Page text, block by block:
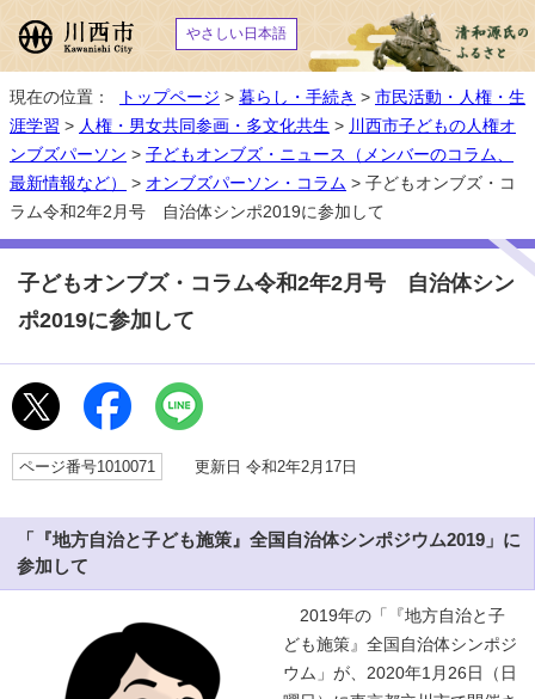
やさしい日本語
現在の位置： トップページ > 暮らし・手続き > 市民活動・人権・生
涯学習 > 人権・男女共同参画・多文化共生 > 川西市子どもの人権オ
ンブズパーソン > 子どもオンブズ・ニュース（メンバーのコラム、
最新情報など）
> オンブズパーソン・コラム > 子どもオンブズ・コ
ラム令和2年2月号 自治体シンポ2019に参加して
子どもオンブズ・コラム令和2年2月号 自治体シン
ポ2019に参加して
ページ番号1010071 更新日 令和2年2月17日
「『地方自治と子ども施策』全国自治体シンポジウム2019」に
参加して
2019年の「『地方自治と子
ども施策』全国自治体シンポジ
ウム」が、2020年1月26日（日